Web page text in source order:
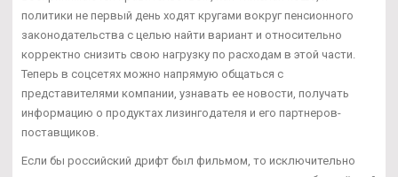
политики не первый день ходят кругами вокруг пенсионного
законодательства с целью найти вариант и относительно
корректно снизить свою нагрузку по расходам в этой части.
Теперь в соцсетях можно напрямую общаться с
представителями компании, узнавать ее новости, получать
информацию о продуктах лизингодателя и его партнеров-
поставщиков.
Если бы российский дрифт был фильмом, то исключительно